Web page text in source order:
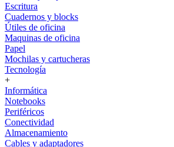
Escritura
Cuadernos y blocks
Útiles de oficina
Maquinas de oficina
Papel
Mochilas y cartucheras
Tecnología
+
Informática
Notebooks
Periféricos
Conectividad
Almacenamiento
Cables y adaptadores